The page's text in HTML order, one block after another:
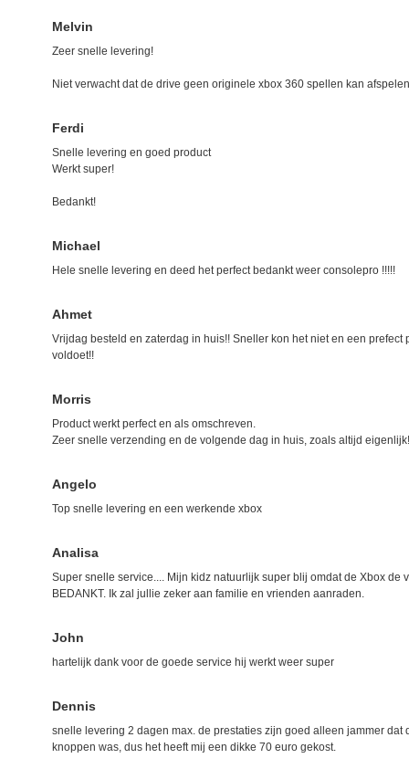
Melvin
Zeer snelle levering!
Niet verwacht dat de drive geen originele xbox 360 spellen kan
Ferdi
Snelle levering en goed product
Werkt super!
Bedankt!
Michael
Hele snelle levering en deed het perfect bedankt weer consolepro !!!!!
Ahmet
Vrijdag besteld en zaterdag in huis!! Sneller kon het niet en een
voldoet!!
Morris
Product werkt perfect en als omschreven.
Zeer snelle verzending en de volgende dag in huis, zoals altijd eigenlijk!
Angelo
Top snelle levering en een werkende xbox
Analisa
Super snelle service.... Mijn kidz natuurlijk super blij omdat de Xbox de
BEDANKT. Ik zal jullie zeker aan familie en vrienden aanraden.
John
hartelijk dank voor de goede service hij werkt weer super
Dennis
snelle levering 2 dagen max. de prestaties zijn goed alleen jammer dat
knoppen was, dus het heeft mij een dikke 70 euro gekost.